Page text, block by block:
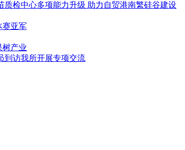
检中心多项能力升级 助力自贸港南繁硅谷建设
赛亚军
树产业
访我所开展专项交流